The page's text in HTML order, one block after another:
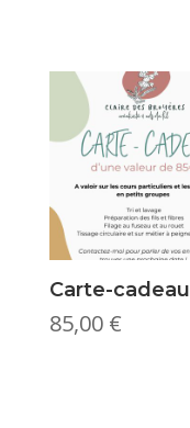
Carte-cadeau
85,00 €